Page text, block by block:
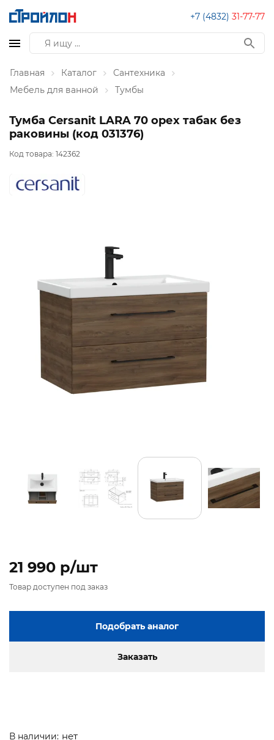
+7 (4832) 31-77-77
Главная Каталог
Сантехника
Мебель для ванной
Тумбы
Тумба Cersanit LARA 70 орех табак без
раковины (код 031376)
Код товара: 142362
21 990 p/шт
Товар доступен под заказ
Подобрать аналог
Заказать
В наличии: нет